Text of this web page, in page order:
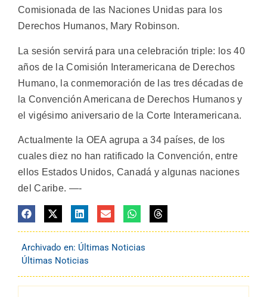
Comisionada de las Naciones Unidas para los
Derechos Humanos, Mary Robinson.
La sesión servirá para una celebración triple: los 40
años de la Comisión Interamericana de Derechos
Humano, la conmemoración de las tres décadas de
la Convención Americana de Derechos Humanos y
el vigésimo aniversario de la Corte Interamericana.
Actualmente la OEA agrupa a 34 países, de los
cuales diez no han ratificado la Convención, entre
ellos Estados Unidos, Canadá y algunas naciones
del Caribe. —-
Archivado en: Últimas Noticias
Últimas Noticias